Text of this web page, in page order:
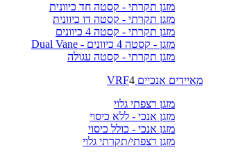
מזגן תקרתי - קסטה חד כיוונית
מזגן תקרתי - קסטה דו כיוונית
מזגן תקרתי - קסטה 4 כיוונים
מזגן - קסטה 4 כיוונים - Dual Vane
מזגן תקרתי - קסטה עגולה
מאיידים אנכיים VRF 4
מזגן רצפתי גלוי
מזגן אנכי - ללא כיסוי
מזגן אנכי - כולל כיסוי
מזגן רצפתי/תקרתי גלוי